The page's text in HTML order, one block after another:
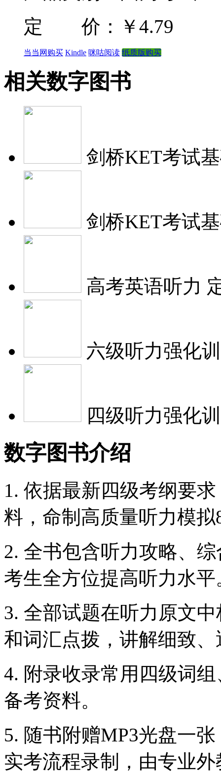
定 价：
￥4.79
当当网购买 Kindle 咪咕阅读 纸质版购买
相关数字图书
剑桥KET考试
剑桥KET考试
高考英语听力
六级听力强化
四级听力强化
数字图书介绍
1. 依据最新四级考纲要
料，命制高质量听力模拟
2. 全书包含听力攻略、
考生全方位提高听力水平
3. 全部试题在听力原文
和词汇点拨，讲解细致、
4. 附录收录常用四级词
备考资料。
5. 随书附赠MP3光盘一
实考流程录制，由专业